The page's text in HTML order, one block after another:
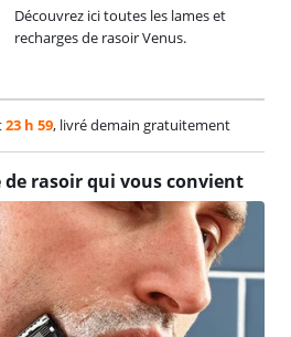
Découvrez ici toutes les lames et
recharges de rasoir Venus.
23 h 59, livré demain gratuitement
de rasoir qui vous convient